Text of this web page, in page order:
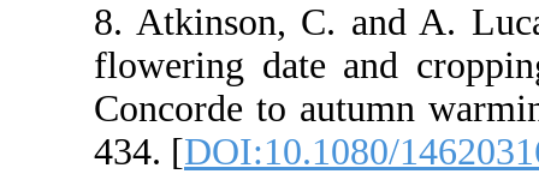
8. Atkinson,
flowering
Concorde to
434. [